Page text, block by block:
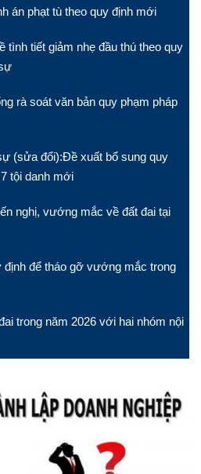
án phạt tù theo quy định mới
tình tiết giảm nhẹ đầu thú theo quy
rà soát văn bản quy phạm pháp
(sửa đổi):Đề xuất bổ sung quy
tội danh mới
nghị, vướng mắc về đất đai tại
để tháo gỡ vướng mắc trong
trong năm 2026 với hai nhóm nội